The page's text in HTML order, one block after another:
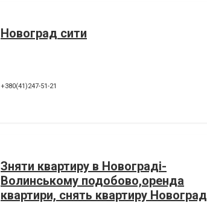
Новоград сити
+380(41)247-51-21
Зняти квартиру в Новограді-
Волинському подобово,оренда
квартири, снять квартиру Новоград